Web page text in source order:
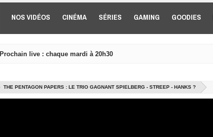
NOS VIDÉOS CINÉMA SÉRIES GAMING GOODIES
Prochain live : chaque mardi à 20h30
THE PENTAGON PAPERS : LE TRIO GAGNANT SPIELBERG - STREEP - HANKS ?